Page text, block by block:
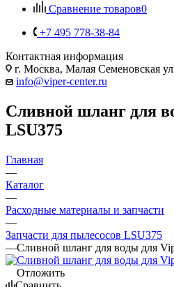
Сравнение товаров0
+7 495 778-38-84
Контактная информация
г. Москва, Малая Семеновская
info@viper-center.ru
Сливной шланг для
LSU375
Главная
—
Каталог
—
Расходные материалы и запчасти
—
Запчасти для пылесосов LSU375
—Сливной шланг для воды для
Отложить